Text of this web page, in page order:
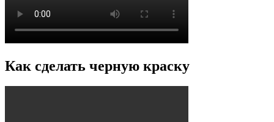
Как сделать черную краску